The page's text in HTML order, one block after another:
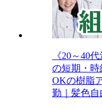
《20～40
の短期・時
OKの樹脂
勤｜髪色